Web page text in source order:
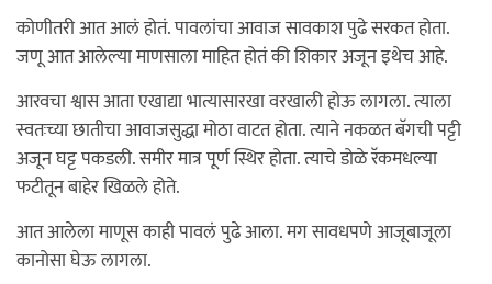
कोणीतरी आत आलं होतं. पावलांचा आवाज सावकाश पुढे सरकत होता.
जणू आत आलेल्या माणसाला माहित होतं की शिकार अजून इथेच आहे.
आरवचा श्वास आता एखाद्या भात्यासारखा वरखाली होऊ लागला. त्याला
स्वतःच्या छातीचा आवाजसुद्धा मोठा वाटत होता. त्याने नकळत बॅगची पट्टी
अजून घट्ट पकडली. समीर मात्र पूर्ण स्थिर होता. त्याचे डोळे रॅकमधल्या
फटीतून बाहेर खिळले होते.
आत आलेला माणूस काही पावलं पुढे आला. मग सावधपणे आजूबाजूला
कानोसा घेऊ लागला.